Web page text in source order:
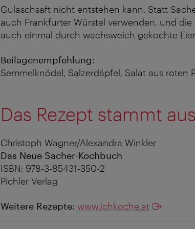
Gulaschsaft nicht entstehen kann. Statt
auch Frankfurter Würstel verwenden, und
auch einmal durch wachsweich gekochte
Beilagenempfehlung:
Semmelknödel, Salzerdäpfel, Salat aus roten
Das Rezept stammt
Christoph Wagner/Alexandra Winkler
Das Neue Sacher-Kochbuch
ISBN: 978-3-85431-350-2
Pichler Verlag
Weitere Rezepte: www.ichkoche.at